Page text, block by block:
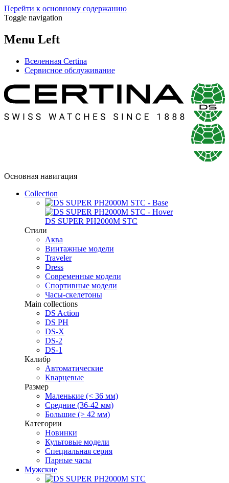
Перейти к основному содержанию
Toggle navigation
Menu Left
Вселенная Certina
Сервисное обслуживание
Основная навигация
Collection
DS SUPER PH2000M STC
Стили
Аква
Винтажные модели
Traveler
Dress
Современные модели
Спортивные модели
Часы-скелетоны
Main collections
DS Action
DS PH
DS-X
DS-2
DS-1
Калибр
Автоматические
Кварцевые
Размер
Маленькие (< 36 мм)
Средние (36-42 мм)
Большие (> 42 мм)
Категории
Новинки
Культовые модели
Специальная серия
Парные часы
Мужские